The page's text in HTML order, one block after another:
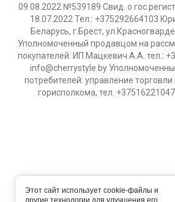
09.08.2022 №539189 Свид. о
18.07.2022 Тел.: +375292664103
Беларусь, г.Брест,
Уполномоченный продавцом на
покупателей: ИП Мацкевич А.А. тел.:
info@cherrystyle.by
потребителей: управление торговли
горисполкома, тел.
Этот сайт использует cookie-файлы и
другие технологии для улучшения его